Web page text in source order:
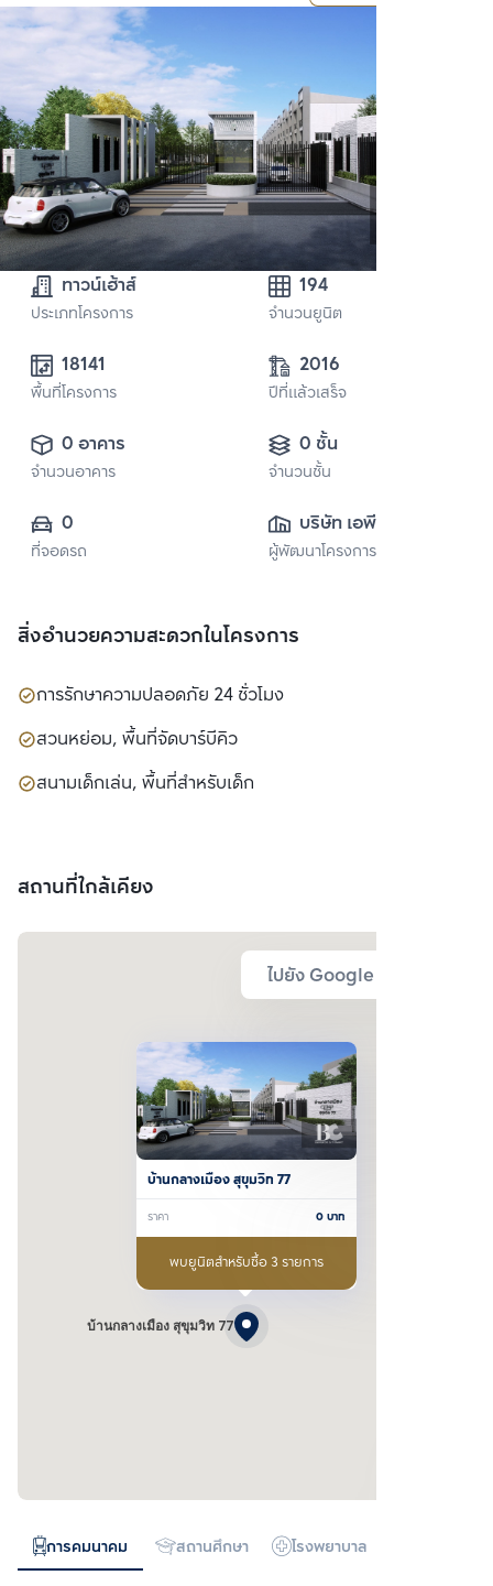
ทาวน์เฮ้าส์
ประเภทโครงการ
194
จำนวนยูนิต
พื้นที่โครงการ
2016
ปีที่แล้วเสร็จ
0 อาคาร
จำนวนอาคาร
0 ชั้น
จำนวนชั้น
0
ที่จอดรถ
บริษัท เอพี (ไทย
แลนด์)
ผู้พัฒนาโครงการ
สิ่งอำนวยความสะดวกในโครงการ
การรักษาความปลอดภัย 24 ชั่วโมง
สวนหย่อม, พื้นที่จัดบาร์บีคิว
สนามเด็กเล่น, พื้นที่สำหรับเด็ก
สถานที่ใกล้เคียง
ไปยัง Google Map
บ้านกลางเมือง สุขุมวิท 77
บ้านกลางเมือง สุขุมวิท 77
ราคา 0 บาท
พบยูนิตสำหรับซื้อ 3 รายการ
การคมนาคม สถานศึกษา โรงพยาบาล